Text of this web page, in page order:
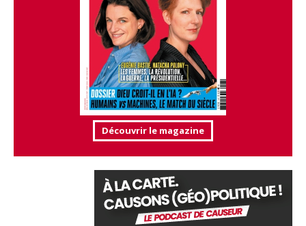
Découvrir le magazine